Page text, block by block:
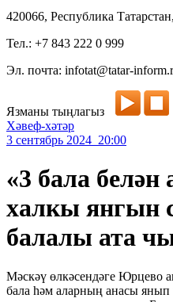
420066, Республика
Тел.: +7 843 222 0 999
Эл. почта: infotat@tatar-
Язманы тыңлагыз
Хәвеф-хәтәр
3 сентябрь 2024 20:00
«3 бала
халкы янгын
балалы ата
Мәскәү өлкәсендәге Юрцево
бала һәм аларның анасы янып